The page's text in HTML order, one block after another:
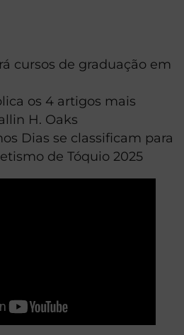
cursos de graduação em
os 4 artigos mais
H. Oaks
Dias se classificam para
de Tóquio 2025